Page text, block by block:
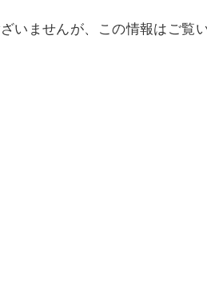
いませんが、この情報はご覧